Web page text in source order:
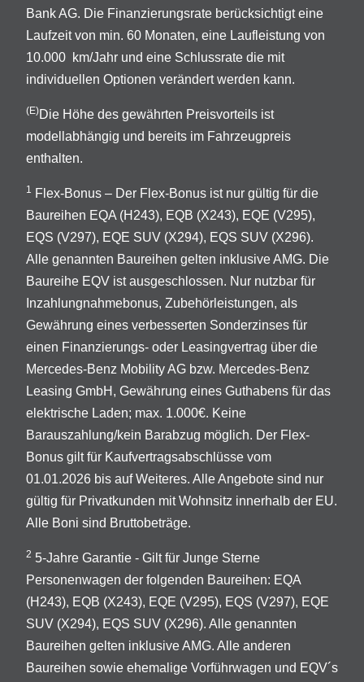
Bank AG. Die Finanzierungsrate berücksichtigt eine
Laufzeit von min. 60 Monaten, eine Laufleistung von
10.000 km/Jahr und eine Schlussrate die mit
individuellen Optionen verändert werden kann.
(E)Die Höhe des gewährten Preisvorteils ist
modellabhängig und bereits im Fahrzeugpreis
enthalten.
1 Flex-Bonus – Der Flex-Bonus ist nur gültig für die
Baureihen EQA (H243), EQB (X243), EQE (V295),
EQS (V297), EQE SUV (X294), EQS SUV (X296).
Alle genannten Baureihen gelten inklusive AMG. Die
Baureihe EQV ist ausgeschlossen. Nur nutzbar für
Inzahlungnahmebonus, Zubehörleistungen, als
Gewährung eines verbesserten Sonderzinses für
einen Finanzierungs- oder Leasingvertrag über die
Mercedes-Benz Mobility AG bzw. Mercedes-Benz
Leasing GmbH, Gewährung eines Guthabens für das
elektrische Laden; max. 1.000€. Keine
Barauszahlung/kein Barabzug möglich. Der Flex-
Bonus gilt für Kaufvertragsabschlüsse vom
01.01.2026 bis auf Weiteres. Alle Angebote sind nur
gültig für Privatkunden mit Wohnsitz innerhalb der EU.
Alle Boni sind Bruttobeträge.
2 5-Jahre Garantie - Gilt für Junge Sterne
Personenwagen der folgenden Baureihen: EQA
(H243), EQB (X243), EQE (V295), EQS (V297), EQE
SUV (X294), EQS SUV (X296). Alle genannten
Baureihen gelten inklusive AMG. Alle anderen
Baureihen sowie ehemalige Vorführwagen und EQV´s